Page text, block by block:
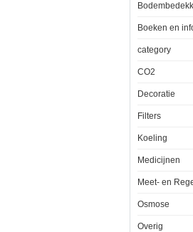
Boeken en
category
CO2
Decoratie
Filters
Koeling
Medicijnen
Meet- en
Osmose
Overig